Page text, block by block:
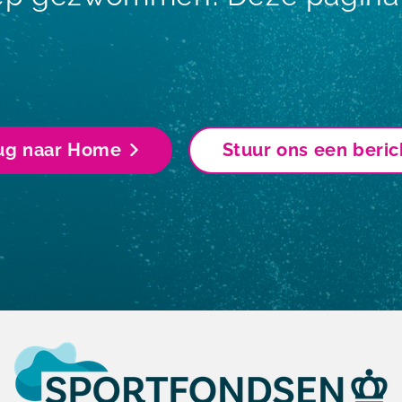
naar Home Stuur ons een